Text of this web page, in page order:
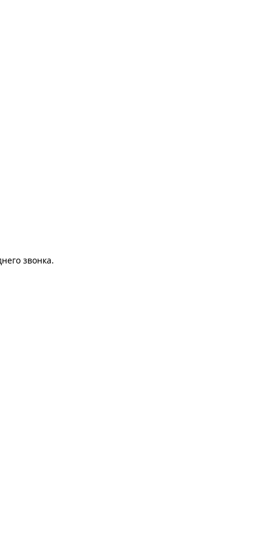
звонка.